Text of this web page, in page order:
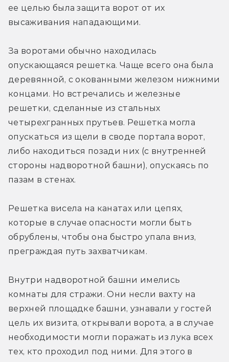
ее целью была защита ворот от их
высаживания нападающими.
За воротами обычно находилась
опускающаяся решетка. Чаще всего она была
деревянной, с окованными железом нижними
концами. Но встречались и железные
решетки, сделанные из стальных
четырехгранных прутьев. Решетка могла
опускаться из щели в своде портала ворот,
либо находиться позади них (с внутренней
стороны надворотной башни), опускаясь по
пазам в стенах.
Решетка висела на канатах или цепях,
которые в случае опасности могли быть
обрублены, чтобы она быстро упала вниз,
преграждая путь захватчикам.
Внутри надворотной башни имелись
комнаты для стражи. Они несли вахту на
верхней площадке башни, узнавали у гостей
цель их визита, открывали ворота, а в случае
необходимости могли поражать из лука всех
тех, кто проходил под ними. Для этого в